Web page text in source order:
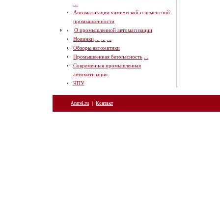
Автоматизация химической и цементной
промышленности
О промышленной автоматизации
Новинки
Обзоры автоматики
Промышленная безопасность
Современная промышленная
автоматизация
ЧПУ
Antrel.ru | Контакт